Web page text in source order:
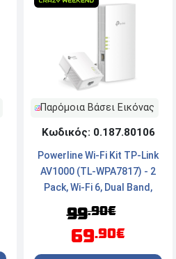
Παρόμοια Βάσει Εικόνας
Κωδικός: 0.187.80106
Powerline Wi-Fi Kit TP-Link
AV1000 (TL-WPA7817) - 2
Pack, Wi-Fi 6, Dual Band,
99.90€
69.90€